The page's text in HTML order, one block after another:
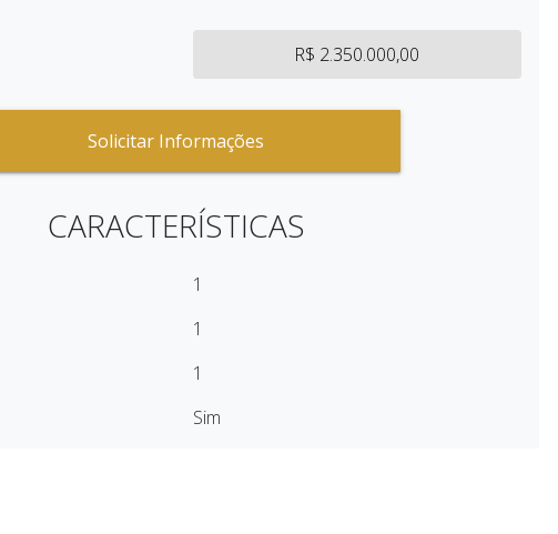
R$ 2.350.000,00
Solicitar Informações
CARACTERÍSTICAS
1
1
1
Sim